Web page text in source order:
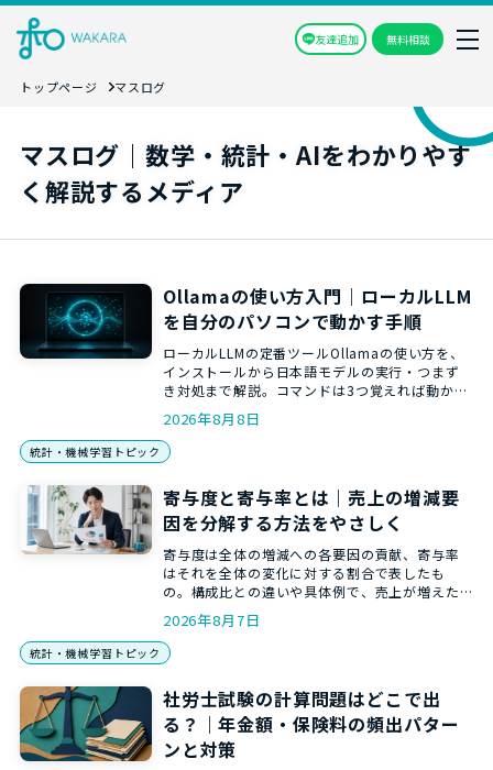
友達追加 無料相談
トップページ マスログ
マスログ｜数学・統計・AIをわかりやす
く解説するメディア
Ollamaの使い方入門｜ローカルLLM
を自分のパソコンで動かす手順
ローカルLLMの定番ツールOllamaの使い方を、
インストールから日本語モデルの実行・つまず
き対処まで解説。コマンドは3つ覚えれば動かせ
ます。必要スペックの目安つき。
2026年8月8日
統計・機械学習トピック
寄与度と寄与率とは｜売上の増減要
因を分解する方法をやさしく
寄与度は全体の増減への各要因の貢献、寄与率
はそれを全体の変化に対する割合で表したも
の。構成比との違いや具体例で、売上が増えた
理由を要因ごとに分解する方法を、和からの統
計講師がやさしく解説します。
2026年8月7日
統計・機械学習トピック
社労士試験の計算問題はどこで出
る？｜年金額・保険料の頻出パター
ンと対策